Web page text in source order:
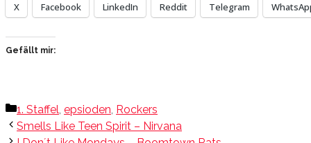
X Facebook LinkedIn Reddit Telegram
Gefällt mir:
Kategorien
1. Staffel, epsioden, Rockers
Smells Like Teen Spirit – Nirvana